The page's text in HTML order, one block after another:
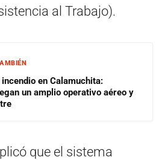
al Trabajo).
en Calamuchita:
un amplio operativo aéreo y
que el sistema